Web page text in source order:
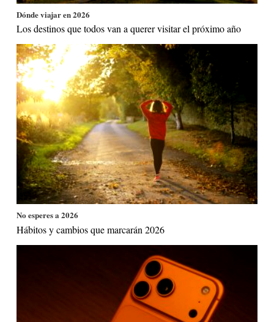
Dónde viajar en 2026
Los destinos que todos van a querer visitar el próximo año
No esperes a 2026
Hábitos y cambios que marcarán 2026